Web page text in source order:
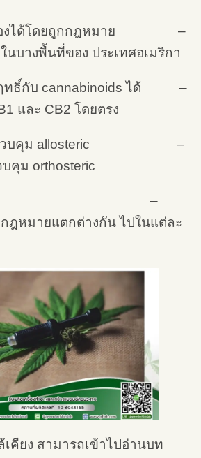
รองได้โดยถูกกฎหมาย –
บางพื้นที่ของ ประเทศอเมริกา
ฤทธิ์กับ cannabinoids ได้ –
และ CB2 โดยตรง
ยควบคุม allosteric –
คุม orthosteric
ฎหมายแตกต่างกัน ไปในแต่ละ
คียง สามารถเข้าไปอ่านบท